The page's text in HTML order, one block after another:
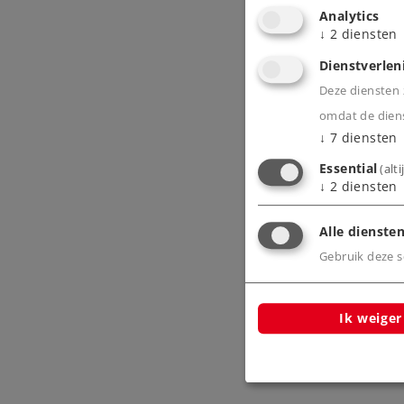
Analytics
↓ 2 diensten
Deze
omdat de
↓ 7 diensten
Essential
↓ 2 diensten
Alle
Gebruik deze
Ik weiger